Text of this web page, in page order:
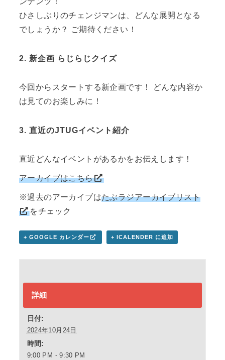
ひさしぶりのチェンジマンは、どんな展開となる
でしょうか？ ご期待ください！
2. 新企画 らじらじクイズ
今回からスタートする新企画です！ どんな内容か
は見てのお楽しみに！
3. 直近のJTUGイベント紹介
直近どんなイベントがあるかをお伝えします！
アーカイブはこちら
※過去のアーカイブはたぶラジアーカイブリスト
をチェック
+ GOOGLE カレンダー + ICALENDER に追加
詳細
日付:
2024年10月24日
時間:
9:00 PM - 9:30 PM